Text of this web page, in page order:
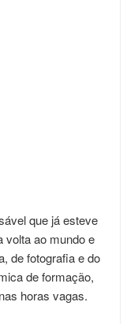
que já esteve
volta ao mundo e
de fotografia e do
de formação,
horas vagas.